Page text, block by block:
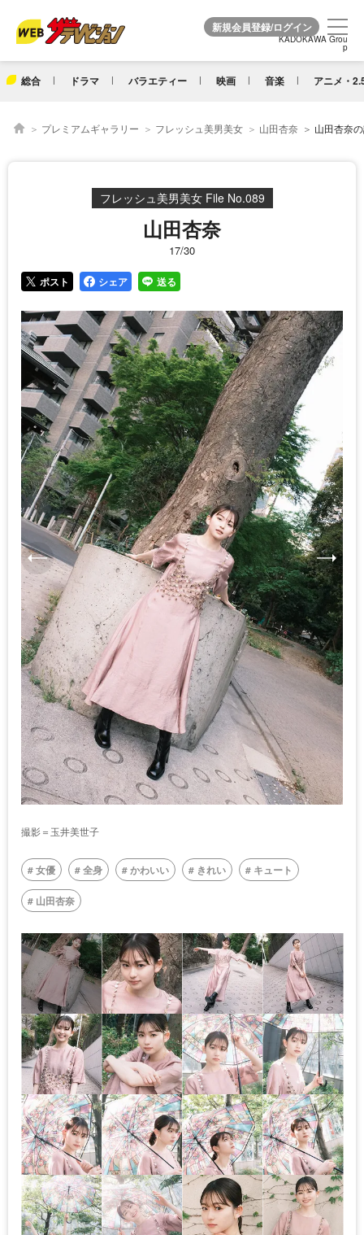
KADOKAWA Grou
p
総合 ドラマ バラエティー 映画 音楽 アニメ・
KADOKAWA Grou
p
プレミアムギャラリー フレッシュ美男美女 山田杏奈 山田杏奈
フレッシュ美男美女 File No.089
山田杏奈
17/30
ポスト シェア 送る
撮影＝玉井美世子
女優 全身 かわいい きれい キュート
山田杏奈